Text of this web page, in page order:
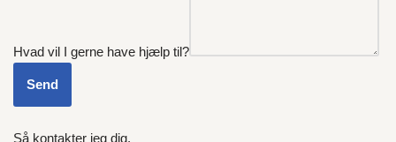
Hvad vil I gerne have hjælp til?
Send
Så kontakter jeg dig.